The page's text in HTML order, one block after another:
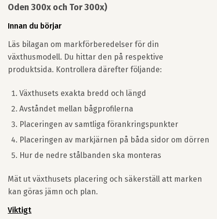
Oden 300x och Tor 300x)
Innan du börjar
Läs bilagan om markförberedelser för din
växthusmodell. Du hittar den på respektive
produktsida. Kontrollera därefter följande:
Växthusets exakta bredd och längd
Avståndet mellan bågprofilerna
Placeringen av samtliga förankringspunkter
Placeringen av markjärnen på båda sidor om dörren
Hur de nedre stålbanden ska monteras
Mät ut växthusets placering och säkerställ att marken
kan göras jämn och plan.
Viktigt